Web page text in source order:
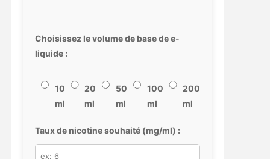
Choisissez le volume de base de e-
liquide :
10
ml
20
ml
50
ml
100
ml
200
ml
Taux de nicotine souhaité (mg/ml) :